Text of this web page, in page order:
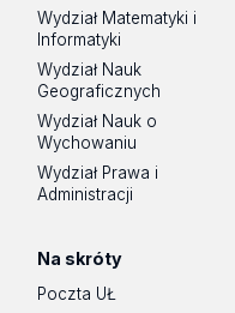
Wydział Matematyki i
Informatyki
Wydział Nauk
Geograficznych
Wydział Nauk o
Wychowaniu
Wydział Prawa i
Administracji
Na skróty
Poczta UŁ